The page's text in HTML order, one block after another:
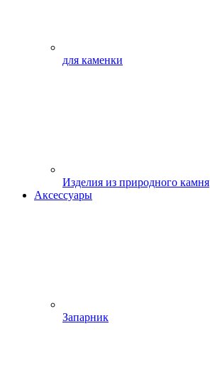
для каменки
Изделия из природного камня
Аксессуары
Запарник